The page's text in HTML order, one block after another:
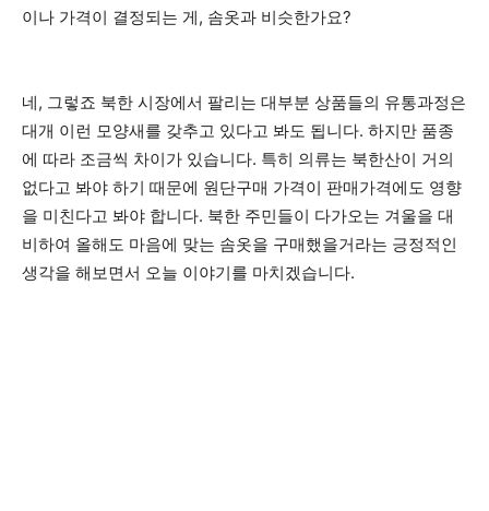
이나 가격이 결정되는 게, 솜옷과 비슷한가요?
네, 그렇죠 북한 시장에서 팔리는 대부분 상품들의 유통과정은
대개 이런 모양새를 갖추고 있다고 봐도 됩니다. 하지만 품종
에 따라 조금씩 차이가 있습니다. 특히 의류는 북한산이 거의
없다고 봐야 하기 때문에 원단구매 가격이 판매가격에도 영향
을 미친다고 봐야 합니다. 북한 주민들이 다가오는 겨울을 대
비하여 올해도 마음에 맞는 솜옷을 구매했을거라는 긍정적인
생각을 해보면서 오늘 이야기를 마치겠습니다.